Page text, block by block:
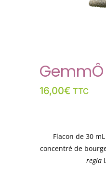
16,00€ TTC
Flacon de 30
concentré de
regia